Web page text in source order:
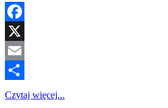
Facebook
X
Email
Share
Czytaj więcej...